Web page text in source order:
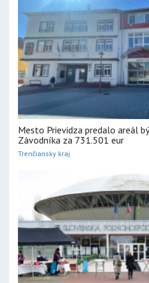
Mesto Prievidza predalo areál
Závodníka za 731.501 eur
Trenčiansky kraj